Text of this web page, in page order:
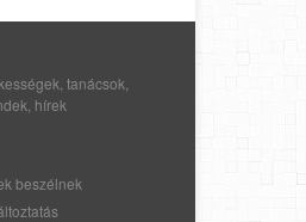
tanácsok,
hírek
beszélnek